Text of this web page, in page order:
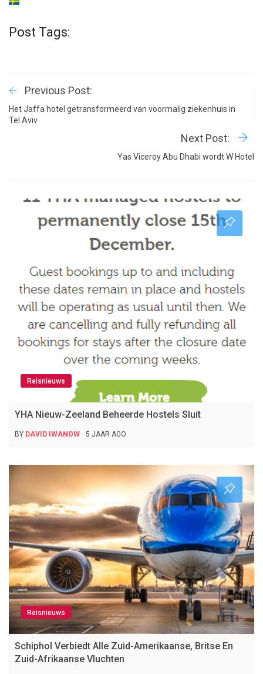
Post Tags:
Previous Post:
Het Jaffa hotel getransformeerd van voormalig ziekenhuis in
Tel Aviv
Next Post:
Yas Viceroy Abu Dhabi wordt W Hotel
Reisnieuws
YHA Nieuw-Zeeland Beheerde Hostels Sluit
BY DAVID IWANOW 5 JAAR AGO
Reisnieuws
Schiphol Verbiedt Alle Zuid-Amerikaanse, Britse En
Zuid-Afrikaanse Vluchten